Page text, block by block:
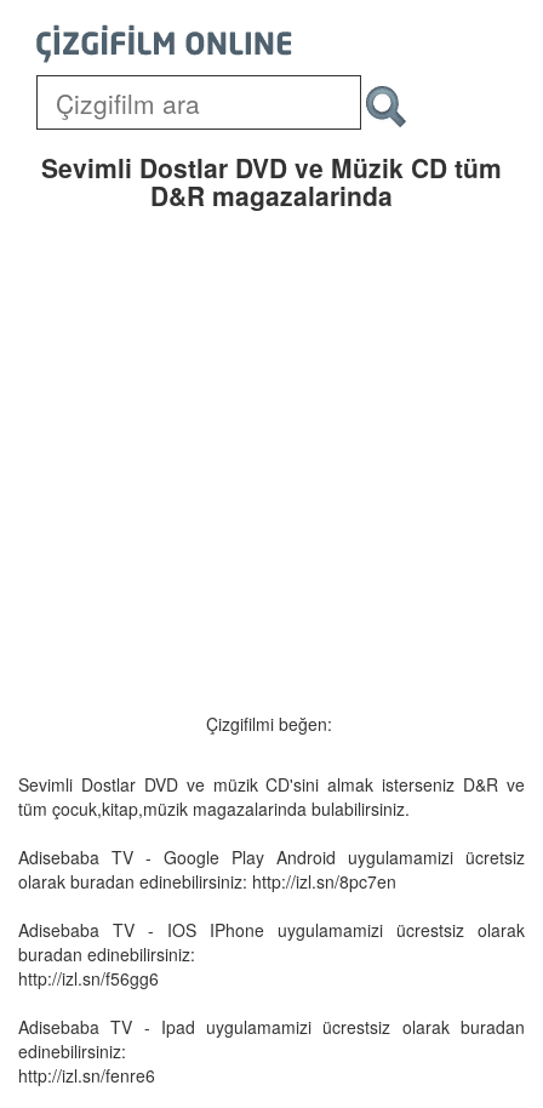
Sevimli Dostlar DVD ve Müzik CD tüm
D&R magazalarinda
Çizgifilmi beğen:
Sevimli Dostlar DVD ve müzik CD'sini almak isterseniz D&R ve
tüm çocuk,kitap,müzik magazalarinda bulabilirsiniz.
Adisebaba TV - Google Play Android uygulamamizi ücretsiz
olarak buradan edinebilirsiniz: http://izl.sn/8pc7en
Adisebaba TV - IOS IPhone uygulamamizi ücrestsiz olarak
buradan edinebilirsiniz:
http://izl.sn/f56gg6
Adisebaba TV - Ipad uygulamamizi ücrestsiz olarak buradan
edinebilirsiniz:
http://izl.sn/fenre6